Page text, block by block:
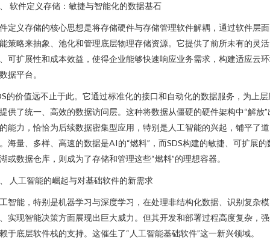
软件定义存储：敏捷与智能化的数据基石
定义存储的核心思想是将存储硬件与存储管理软件解耦，通过软件层
策略来抽象、池化和管理底层物理存储资源。它提供了前所未有的灵活
可扩展性和成本效益，使得企业能够快速响应业务需求，构建适应云
据平台。
的价值远不止于此。它通过标准化的接口和自动化的数据服务，为上层
供了统一、高效的数据访问层。这种将数据从僵硬的硬件架构中“解放”
能力，恰恰为后续数据密集型应用，特别是人工智能的兴起，铺平了道
海量、多样、高速的数据是AI的“燃料”，而SDS构建的敏捷、可扩展的
或数据仓库，则成为了存储和管理这些“燃料”的理想容器。
人工智能的崛起与对基础软件的新需求
智能，特别是机器学习与深度学习，在处理非结构化数据、识别复杂模
实现智能决策方面展现出巨大威力。但其开发和部署过程高度复杂，
于底层软件栈的支持。这催生了“人工智能基础软件”这一新兴领域。